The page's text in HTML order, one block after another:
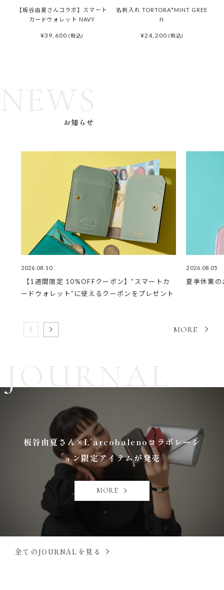
【板谷由夏さんコラボ】スマート
カードウォレット NAVY
¥39,600 (税込)
名刺入れ TORTORA*MINT GREE
N
¥24,200 (税込)
お知らせ
2026.08.10
【1週間限定 10%OFFクーポン】”スマートカ
ードウォレット”に使えるクーポンをプレゼント
2026.08.05
夏季休業の
MORE
板谷由夏さん×L’arcobalenoコラボレーシ
ョン限定アイテムが発売
MORE
全てのJOURNALを見る